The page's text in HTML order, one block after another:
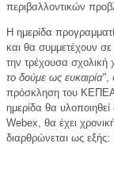
περιβαλλοντικών
Η ημερίδα
και θα συμμετέχουν
την τρέχουσα σχολική
το δούμε ως ευκαιρία",
πρόσκληση του
ημερίδα θα
Webex, θα έχει
διαρθρώνεται ως εξής: